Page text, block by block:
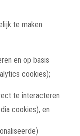
te maken
en op basis
cookies);
te interacteren
cookies), en